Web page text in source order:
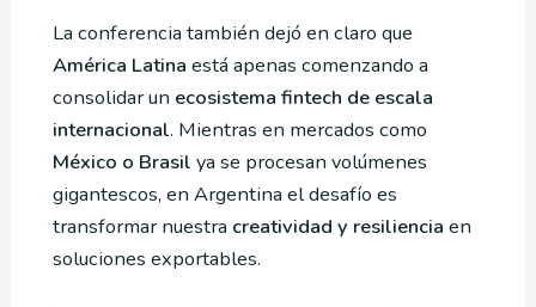
La conferencia también dejó en claro que
América Latina está apenas comenzando a
consolidar un ecosistema fintech de escala
internacional. Mientras en mercados como
México o Brasil ya se procesan volúmenes
gigantescos, en Argentina el desafío es
transformar nuestra creatividad y resiliencia en
soluciones exportables.